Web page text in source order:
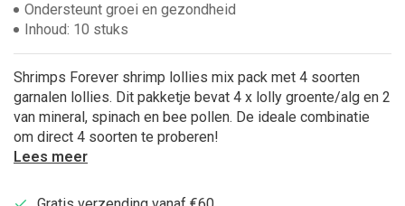
Ondersteunt groei en gezondheid
Inhoud: 10 stuks
Shrimps Forever shrimp lollies mix pack met 4 soorten
garnalen lollies. Dit pakketje bevat 4 x lolly groente/alg en 2
van mineral, spinach en bee pollen. De ideale combinatie
om direct 4 soorten te proberen!
Lees meer